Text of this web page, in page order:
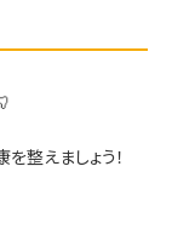
整えましょう！